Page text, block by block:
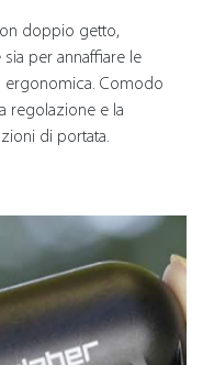
doppio getto,
per annaffiare le
ergonomica. Comodo
regolazione e la
di portata.